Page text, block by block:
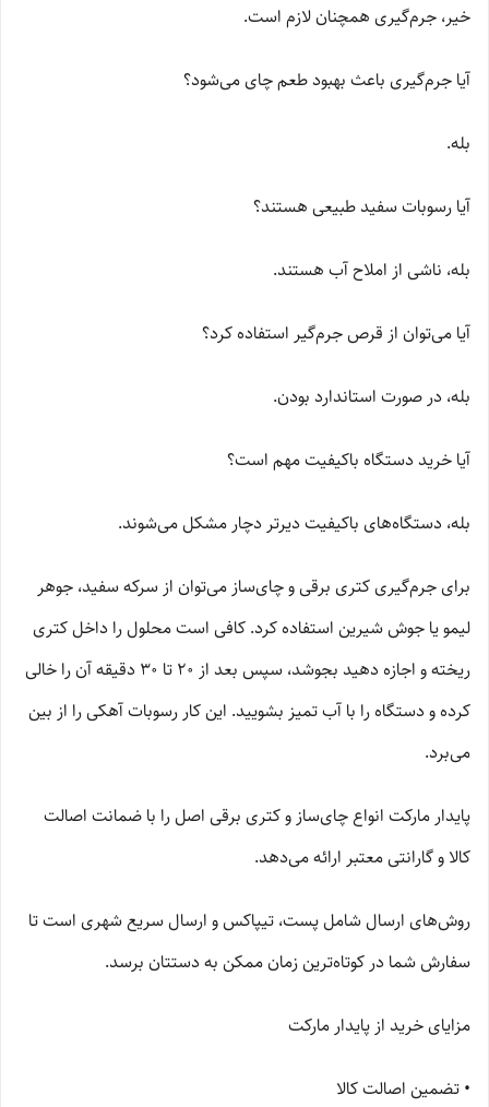
خیر، جرم‌گیری همچنان لازم است.
آیا جرم‌گیری باعث بهبود طعم چای می‌شود؟
بله.
آیا رسوبات سفید طبیعی هستند؟
بله، ناشی از املاح آب هستند.
آیا می‌توان از قرص جرم‌گیر استفاده کرد؟
بله، در صورت استاندارد بودن.
آیا خرید دستگاه باکیفیت مهم است؟
بله، دستگاه‌های باکیفیت دیرتر دچار مشکل می‌شوند.
برای جرم‌گیری کتری برقی و چای‌ساز می‌توان از سرکه سفید، جوهر
لیمو یا جوش شیرین استفاده کرد. کافی است محلول را داخل کتری
ریخته و اجازه دهید بجوشد، سپس بعد از 20 تا 30 دقیقه آن را خالی
کرده و دستگاه را با آب تمیز بشویید. این کار رسوبات آهکی را از بین
می‌برد.
پایدار مارکت انواع چای‌ساز و کتری برقی اصل را با ضمانت اصالت
کالا و گارانتی معتبر ارائه می‌دهد.
روش‌های ارسال شامل پست، تیپاکس و ارسال سریع شهری است تا
سفارش شما در کوتاه‌ترین زمان ممکن به دستتان برسد.
مزایای خرید از پایدار مارکت
• تضمین اصالت کالا